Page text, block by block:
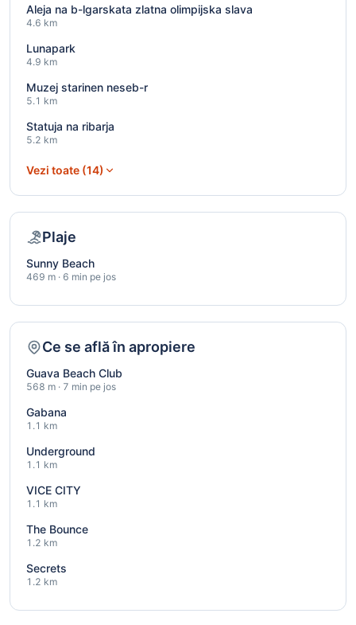
Aleja na b-lgarskata zlatna olimpijska slava
4.6 km
Lunapark
4.9 km
Muzej starinen neseb-r
5.1 km
Statuja na ribarja
5.2 km
Vezi toate (14)
Plaje
Sunny Beach
469 m · 6 min pe jos
Ce se află în apropiere
Guava Beach Club
568 m · 7 min pe jos
Gabana
1.1 km
Underground
1.1 km
VICE CITY
1.1 km
The Bounce
1.2 km
Secrets
1.2 km